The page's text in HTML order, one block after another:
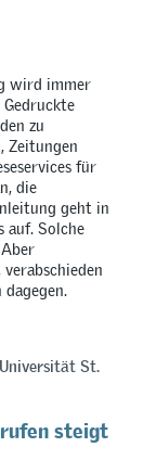
wird immer
zu
Zeitungen
für
die
geht in
auf. Solche
St.
steigt